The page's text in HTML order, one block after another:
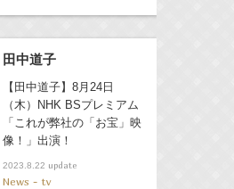
田中道子
【田中道子】8月24日
（木）NHK BSプレミアム
「これが弊社の「お宝」映
像！」出演！
2023.8.22 update
News - tv